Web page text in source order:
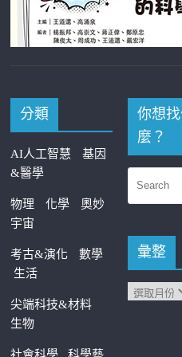
分類
AI人工智慧
基因
&醫學
物理 化學
奧妙
宇宙
考古&演化
數學
生活
尖端科技&材料
生物
社會科學科學藝
你想
麼？
彙整